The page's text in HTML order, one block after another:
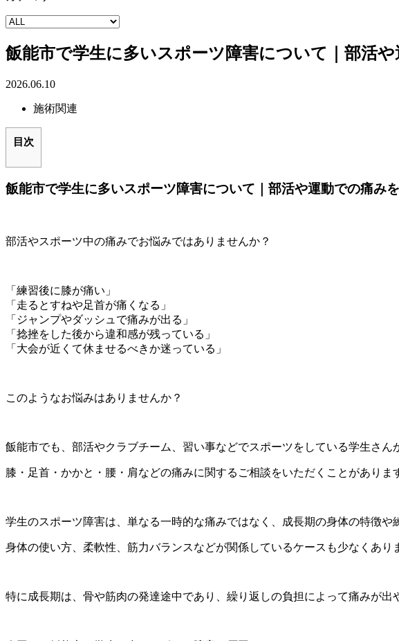
飯能市で学生に多いスポーツ障害について｜部活
2026.06.10
施術関連
目次
飯能市で学生に多いスポーツ障害について｜部活や運動での痛み
部活やスポーツ中の痛みでお悩みではありませんか？
「練習後に膝が痛い」
「走るとすねや足首が痛くなる」
「ジャンプやダッシュで痛みが出る」
「捻挫をした後から違和感が残っている」
「大会が近くて休ませるべきか迷っている」
このようなお悩みはありませんか？
飯能市でも、部活やクラブチーム、習い事などでスポーツをしている学生さん
膝・足首・かかと・腰・肩などの痛みに関するご相談をいただくことがありま
学生のスポーツ障害は、単なる一時的な痛みではなく、成長期の身体の特徴や
身体の使い方、柔軟性、筋力バランスなどが関係しているケースも少なくあり
特に成長期は、骨や筋肉の発達途中であり、繰り返しの負担によって痛みが出